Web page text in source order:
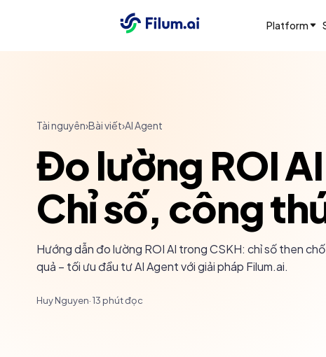
Platform
Tài nguyên›Bài viết›AI Agent
Đo lường ROI
Chỉ số, công
Hướng dẫn đo lường ROI AI trong CSKH: chỉ số then
quả – tối ưu đầu tư AI Agent với giải pháp Filum.ai.
Huy Nguyen·13 phút đọc